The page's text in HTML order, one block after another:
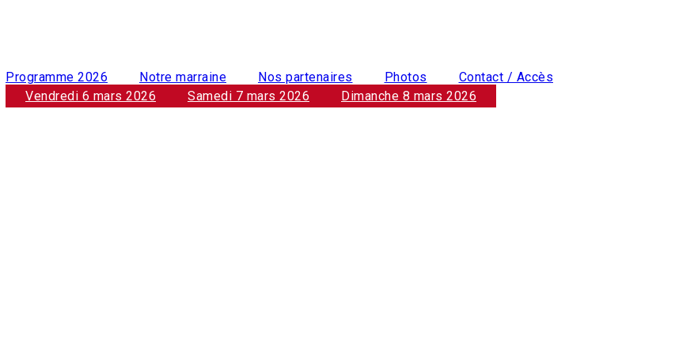
Programme 2026
Vendredi 6 mars 2026
Samedi 7 mars 2026 Dimanche 8 mars 2026
Notre marraine Nos partenaires Photos Contact / Accès